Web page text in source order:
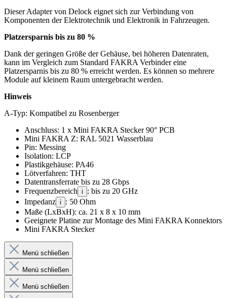
Dieser Adapter von Delock eignet sich zur Verbindung von
Komponenten der Elektrotechnik und Elektronik in Fahrzeugen.
Platzersparnis bis zu 80 %
Dank der geringen Größe der Gehäuse, bei höheren Datenraten,
kann im Vergleich zum Standard FAKRA Verbinder eine
Platzersparnis bis zu 80 % erreicht werden. Es können so mehrere
Module auf kleinem Raum untergebracht werden.
Hinweis
A-Typ: Kompatibel zu Rosenberger
Anschluss: 1 x Mini FAKRA Stecker 90° PCB
Mini FAKRA Z: RAL 5021 Wasserblau
Pin: Messing
Isolation: LCP
Plastikgehäuse: PA46
Lötverfahren: THT
Datentransferrate bis zu 28 Gbps
Frequenzbereich i
: bis zu 20 GHz
Impedanz i
: 50 Ohm
Maße (LxBxH): ca. 21 x 8 x 10 mm
Geeignete Platine zur Montage des Mini FAKRA Konnektors
Mini FAKRA Stecker
Menü schließen
Menü schließen
Menü schließen